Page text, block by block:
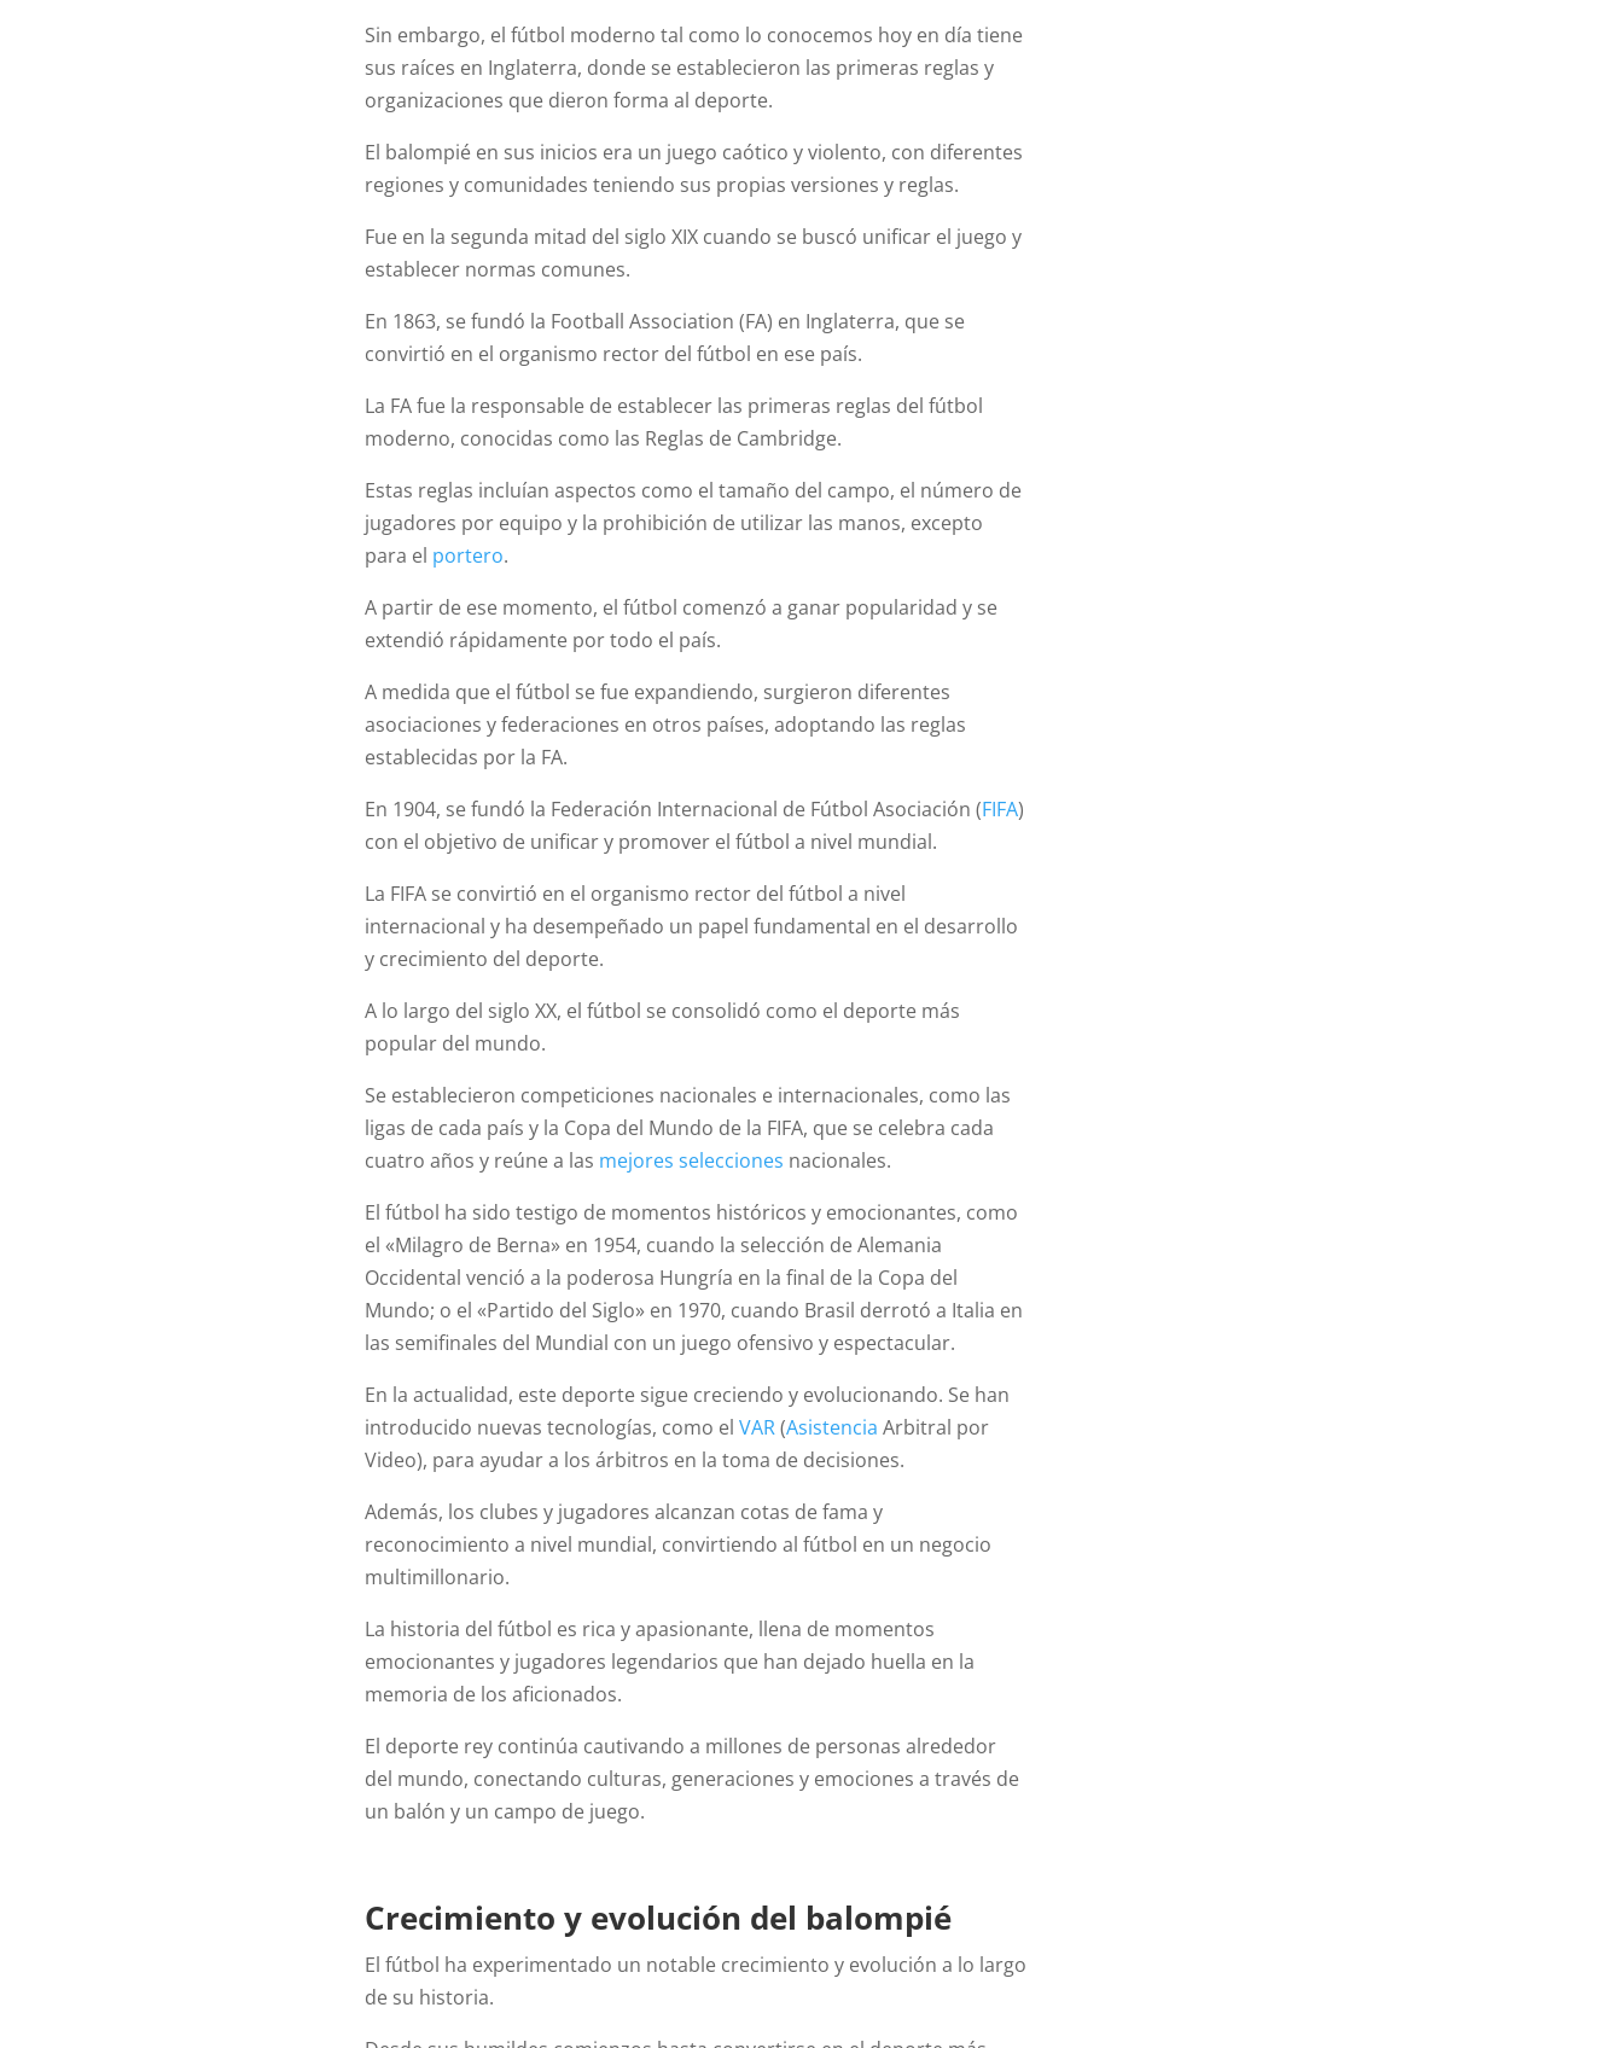
Sin embargo, el fútbol moderno tal como lo conocemos hoy en día tiene
sus raíces en Inglaterra, donde se establecieron las primeras reglas y
organizaciones que dieron forma al deporte.
El balompié en sus inicios era un juego caótico y violento, con diferentes
regiones y comunidades teniendo sus propias versiones y reglas.
Fue en la segunda mitad del siglo XIX cuando se buscó unificar el juego y
establecer normas comunes.
En 1863, se fundó la Football Association (FA) en Inglaterra, que se
convirtió en el organismo rector del fútbol en ese país.
La FA fue la responsable de establecer las primeras reglas del fútbol
moderno, conocidas como las Reglas de Cambridge.
Estas reglas incluían aspectos como el tamaño del campo, el número de
jugadores por equipo y la prohibición de utilizar las manos, excepto
para el portero.
A partir de ese momento, el fútbol comenzó a ganar popularidad y se
extendió rápidamente por todo el país.
A medida que el fútbol se fue expandiendo, surgieron diferentes
asociaciones y federaciones en otros países, adoptando las reglas
establecidas por la FA.
En 1904, se fundó la Federación Internacional de Fútbol Asociación (FIFA)
con el objetivo de unificar y promover el fútbol a nivel mundial.
La FIFA se convirtió en el organismo rector del fútbol a nivel
internacional y ha desempeñado un papel fundamental en el desarrollo
y crecimiento del deporte.
A lo largo del siglo XX, el fútbol se consolidó como el deporte más
popular del mundo.
Se establecieron competiciones nacionales e internacionales, como las
ligas de cada país y la Copa del Mundo de la FIFA, que se celebra cada
cuatro años y reúne a las mejores selecciones nacionales.
El fútbol ha sido testigo de momentos históricos y emocionantes, como
el «Milagro de Berna» en 1954, cuando la selección de Alemania
Occidental venció a la poderosa Hungría en la final de la Copa del
Mundo; o el «Partido del Siglo» en 1970, cuando Brasil derrotó a Italia en
las semifinales del Mundial con un juego ofensivo y espectacular.
En la actualidad, este deporte sigue creciendo y evolucionando. Se han
introducido nuevas tecnologías, como elVAR(Asistencia Arbitral por
Video), para ayudar a los árbitros en la toma de decisiones.
Además, los clubes y jugadores alcanzan cotas de fama y
reconocimiento a nivel mundial, convirtiendo al fútbol en un negocio
multimillonario.
La historia del fútbol es rica y apasionante, llena de momentos
emocionantes y jugadores legendarios que han dejado huella en la
memoria de los aficionados.
El deporte rey continúa cautivando a millones de personas alrededor
del mundo, conectando culturas, generaciones y emociones a través de
un balón y un campo de juego.
Crecimiento y evolución del balompié
El fútbol ha experimentado un notable crecimiento y evolución a lo largo
de su historia.